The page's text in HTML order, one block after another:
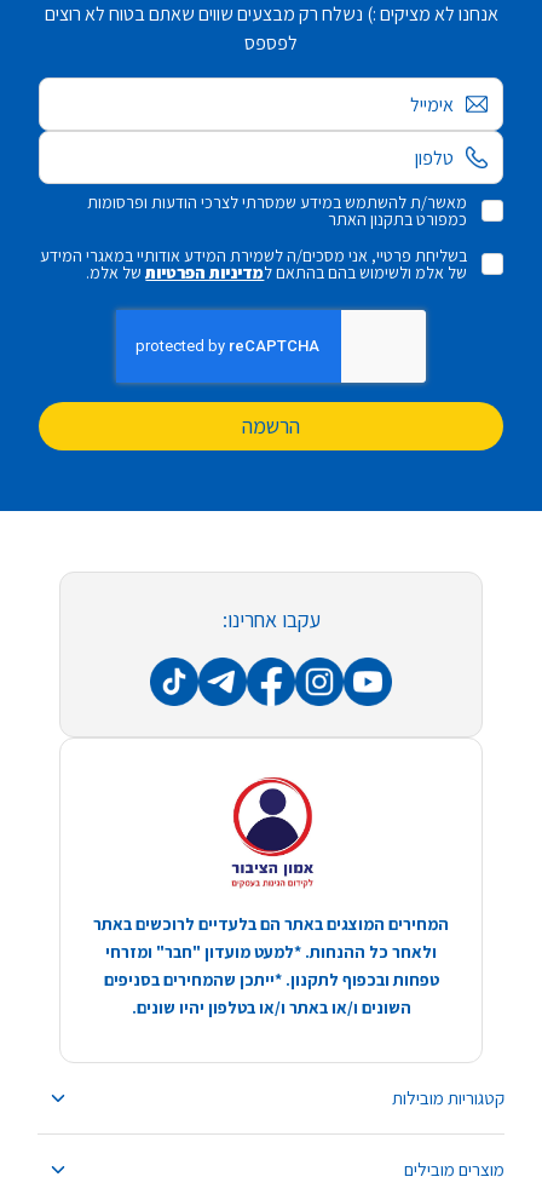
אנחנו לא מציקים :) נשלח רק מבצעים שווים שאתם בטוח לא רוצים
לפספס
אימייל
מאשר/ת להשתמש במידע שמסרתי לצרכי הודעות ופרסומות
כמפורט בתקנון האתר
בשליחת פרטיי, אני מסכים/ה לשמירת המידע אודותיי במאגרי המידע
של אלמ ולשימוש בהם בהתאם למדיניות הפרטיותשל אלמ.
הרשמה
קטגוריות מובילות
מוצרים מובילים
עקבו אחרינו:
המחירים המוצגים באתר הם בלעדיים לרוכשים באתר
ולאחר כל ההנחות. *למעט מועדון "חבר" ומזרחי
טפחות ובכפוף לתקנון. *ייתכן שהמחירים בסניפים
השונים ו/או באתר ו/או בטלפון יהיו שונים.